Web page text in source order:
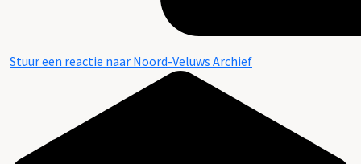
Stuur een reactie naar Noord-Veluws Archief